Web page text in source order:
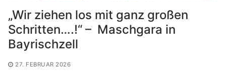
„Wir ziehen los mit ganz großen
Schritten….!“ – Maschgara in
Bayrischzell
27. FEBRUAR 2026